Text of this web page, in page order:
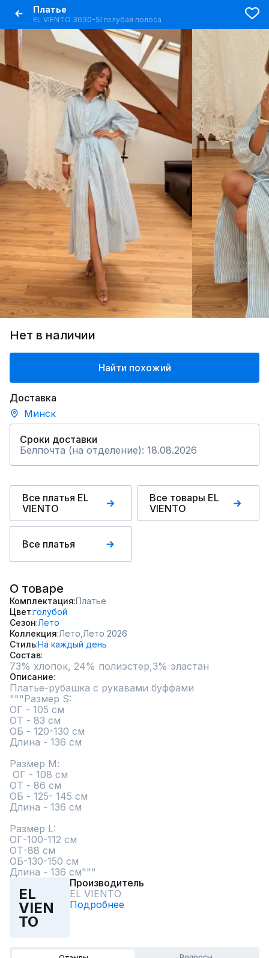
Платье
EL VIENTO 3030-SI голубая полоса
Нет в наличии
Найти похожий
Доставка
Минск
Сроки доставки
Белпочта (на отделение): 18.08.2026
Все платья EL
VIENTO
Все товары EL
VIENTO
Все платья
О товаре
Комплектация Платье
Цвет голубой
Сезон Лето
Коллекция Лето, Лето 2026
СтильНа каждый день
Состав
73% хлопок, 24% полиэстер,3% эластан
Описание
Платье-рубашка с рукавами буффами
"""Размер S:
ОГ - 105 см
ОТ - 83 см
ОБ - 120-130 см
Длина - 136 см
Размер М:
ОТ - 86 см
ОБ - 125- 145 см
Длина - 136 см
Размер L:
ОГ-100-112 см
ОТ-88 см
ОБ-130-150 см
Длина - 136 см"""
EL
VIEN
TO
Производитель
EL VIENTO
Подробнее